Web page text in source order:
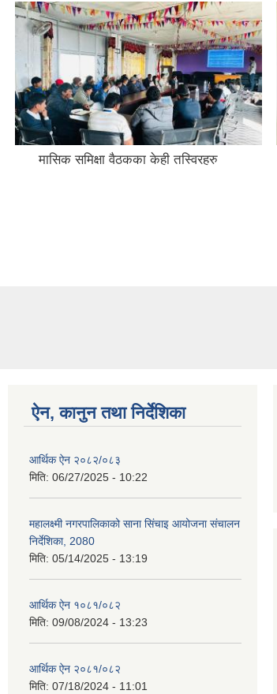
मासिक समिक्षा वैठकका केही तस्विरहरु
ऐन, कानुन तथा निर्देशिका
आर्थिक ऐन २०८२/०८३
मिति: 06/27/2025 - 10:22
महालक्ष्मी नगरपालिकाको साना सिंचाइ आयोजना संचालन
निर्देशिका, 2080
मिति: 05/14/2025 - 13:19
आर्थिक ऐन १०८१/०८२
मिति: 09/08/2024 - 13:23
आर्थिक ऐन २०८१/०८२
मिति: 07/18/2024 - 11:01